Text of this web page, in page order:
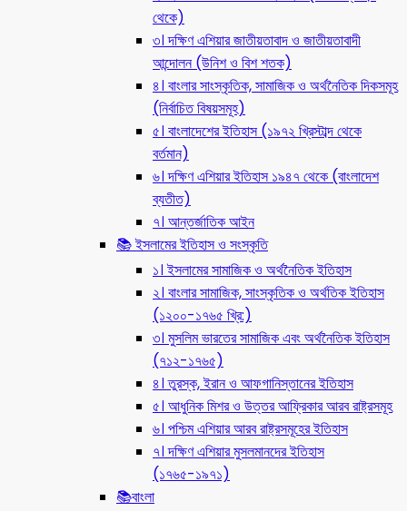
থেকে)
৩। দক্ষিণ এশিয়ার জাতীয়তাবাদ ও জাতীয়তাবাদী
আন্দোলন (উনিশ ও বিশ শতক)
৪। বাংলার সাংস্কৃতিক, সামাজিক ও অর্থনৈতিক দিকসমূহ
(নির্বাচিত বিষয়সমূহ)
৫। বাংলাদেশের ইতিহাস (১৯৭২ খ্রিস্টাব্দ থেকে
বর্তমান)
৬। দক্ষিণ এশিয়ার ইতিহাস ১৯৪৭ থেকে (বাংলাদেশ
ব্যতীত)
৭। আন্তর্জাতিক আইন
📚 ইসলামের ইতিহাস ও সংস্কৃতি
১। ইসলামের সামাজিক ও অর্থনৈতিক ইতিহাস
২। বাংলার সামাজিক, সাংস্কৃতিক ও অর্থতিক ইতিহাস
(১২০০-১৭৬৫ খ্রি:)
৩। মুসলিম ভারতের সামাজিক এবং অর্থনৈতিক ইতিহাস
(৭১২-১৭৬৫)
৪। তুরস্ক, ইরান ও আফগানিস্তানের ইতিহাস
৫। আধুনিক মিশর ও উত্তর আফ্রিকার আরব রাষ্ট্রসমূহ
৬। পশ্চিম এশিয়ার আরব রাষ্ট্রসমূহের ইতিহাস
৭। দক্ষিণ এশিয়ার মুসলমানদের ইতিহাস
(১৭৬৫-১৯৭১)
📚বাংলা